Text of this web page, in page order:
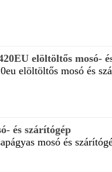
elöltöltős mosó-
elöltöltős mosó és
és szárítógép
mosó és